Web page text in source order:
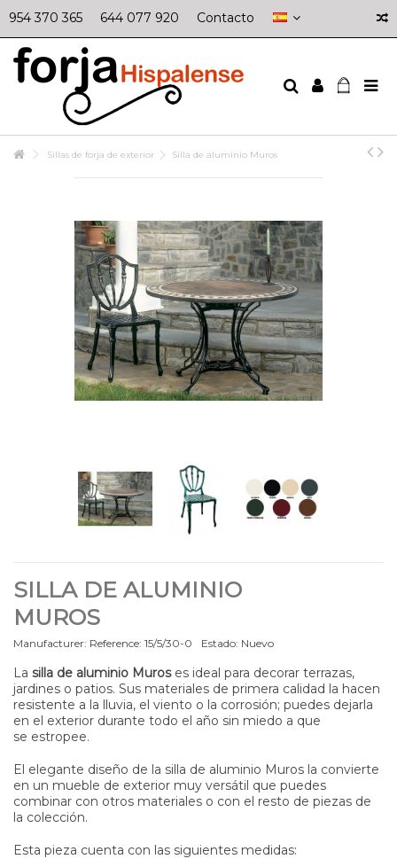
954 370 365 644 077 920 Contacto
Sillas de forja de exterior Silla de aluminio Muros
SILLA DE ALUMINIO
MUROS
Manufacturer: Reference: 15/5/30-0 Estado: Nuevo
La silla de aluminio Muroses ideal para decorar terrazas,
jardines o patios. Sus materiales de primera calidad la hacen
resistente a la lluvia, el viento o la corrosión; puedes dejarla
en el exterior durante todo el año sin miedo a que
se estropee.
El elegante diseño de la silla de aluminio Muros la convierte
en un mueble de exterior muy versátil que puedes
combinar con otros materiales o con el resto de piezas de
la colección.
Esta pieza cuenta con las siguientes medidas: